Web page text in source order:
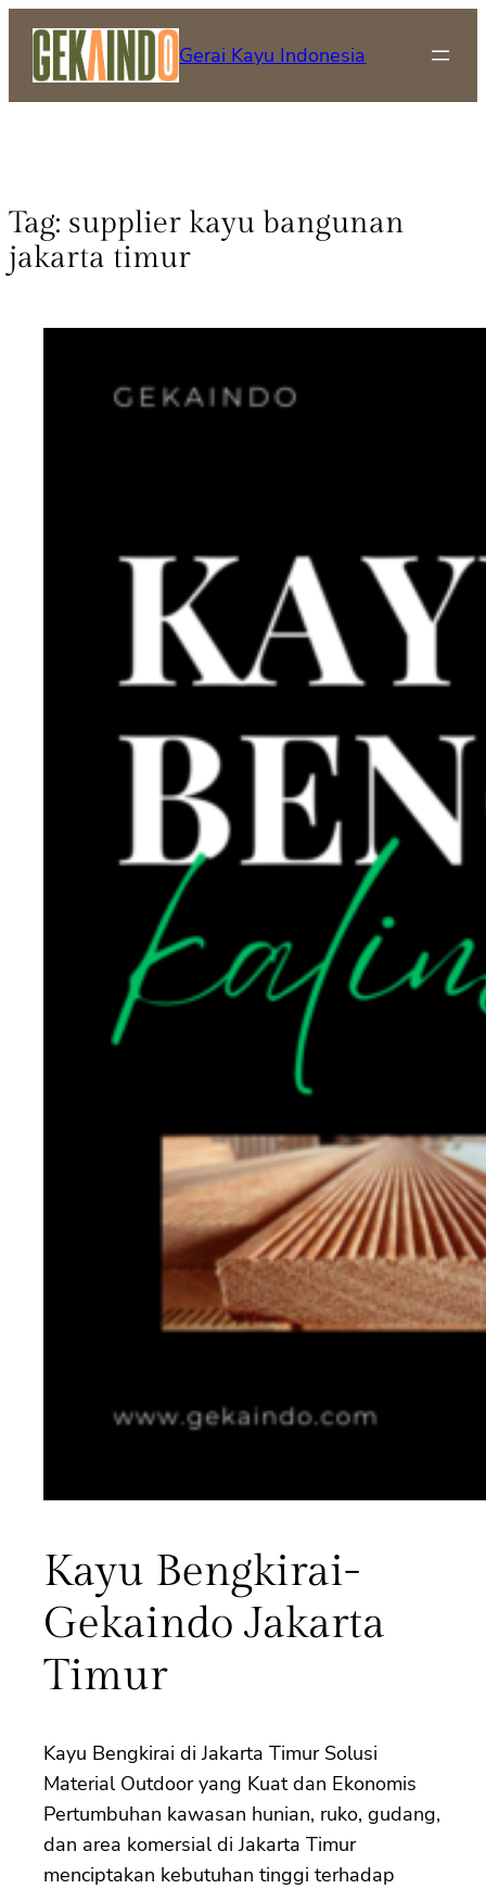
Gerai Kayu Indonesia
Tag: supplier kayu bangunan
jakarta timur
Kayu Bengkirai-
Gekaindo Jakarta
Timur
Kayu Bengkirai di Jakarta Timur Solusi
Material Outdoor yang Kuat dan Ekonomis
Pertumbuhan kawasan hunian, ruko, gudang,
dan area komersial di Jakarta Timur
menciptakan kebutuhan tinggi terhadap